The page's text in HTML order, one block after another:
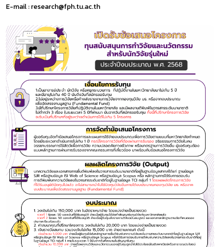
E-mail : research@fph.tu.ac.th